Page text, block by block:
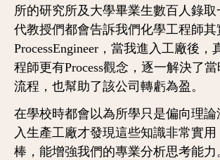
所的研究所及大學畢業生數百人錄
代教授們都會告訴我們化學工程師其
ProcessEngineer，當我進入工廠後
程師更有Process觀念，逐一解決了
流程，也幫助了該公司轉虧為盈。
在學校時都會以為所學只是偏向理
入生產工廠才發現這些知識非常實
棒，能增強我們的專業分析思考能